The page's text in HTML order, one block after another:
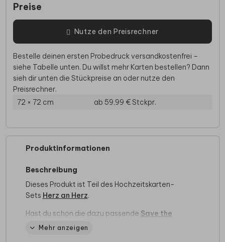
Preise
Nutze den Preisrechner
Bestelle deinen ersten Probedruck versandkostenfrei –
siehe Tabelle unten. Du willst mehr Karten bestellen? Dann
sieh dir unten die Stückpreise an oder nutze den
Preisrechner.
72 × 72 cm
ab 59,99 €Stckpr.
Produktinformationen
Beschreibung
Dieses Produkt ist Teil des Hochzeitskarten-
Sets Herz an Herz.
Hast du schon die dazu passende Save the
date Karte,Hochzeitskarte
Mehr anzeigen